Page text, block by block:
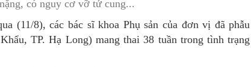
tệ nạn xã hội
có nguy cơ vỡ tử cung...
(11/8), các bác sĩ khoa Phụ sản của đơn vị đã phẫu
TP. Hạ Long) mang thai 38 tuần trong tình trạng